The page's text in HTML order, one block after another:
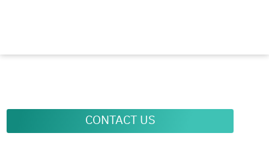
CONTACT US